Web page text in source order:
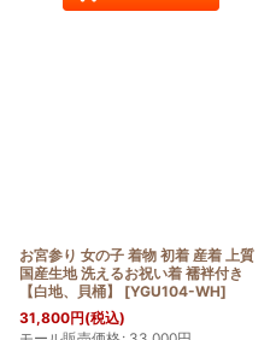
お宮参り 女の子 着物 初着 産着 上質
国産生地 洗えるお祝い着 襦袢付き
【白地、貝桶】
[YGU104-WH]
31,800円(税込)